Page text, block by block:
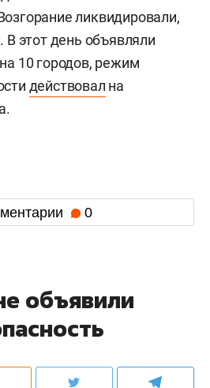
ликвидировали,
В этот день объявляли
10 городов, режим
действовал на
0
объявили